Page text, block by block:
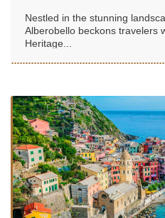
Nestled in the stunning
Alberobello beckons travelers
Heritage...